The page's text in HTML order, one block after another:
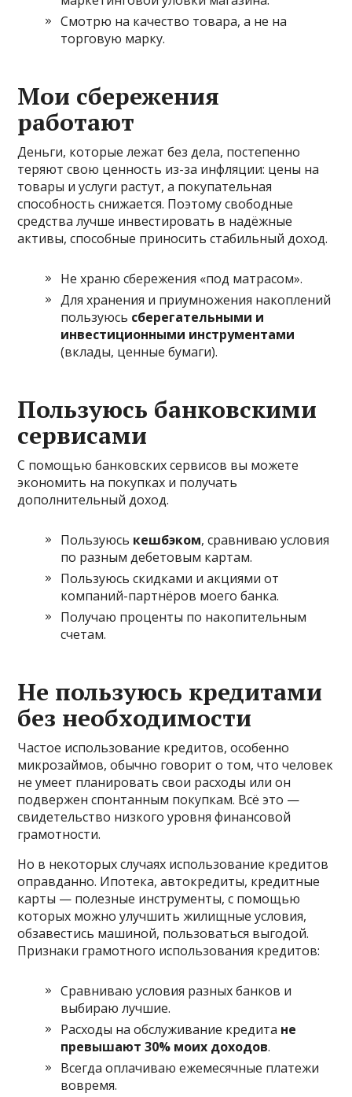
Смотрю на качество товара, а не на
торговую марку.
Мои сбережения
работают
Деньги, которые лежат без дела, постепенно
теряют свою ценность из-за инфляции: цены на
товары и услуги растут, а покупательная
способность снижается. Поэтому свободные
средства лучше инвестировать в надёжные
активы, способные приносить стабильный доход.
Не храню сбережения «под матрасом».
Для хранения и приумножения накоплений
пользуюсь сберегательными и
инвестиционными инструментами
(вклады, ценные бумаги).
Пользуюсь банковскими
сервисами
С помощью банковских сервисов вы можете
экономить на покупках и получать
дополнительный доход.
Пользуюсь кешбэком, сравниваю условия
по разным дебетовым картам.
Пользуюсь скидками и акциями от
компаний-партнёров моего банка.
Получаю проценты по накопительным
счетам.
Не пользуюсь кредитами
без необходимости
Частое использование кредитов, особенно
микрозаймов, обычно говорит о том, что человек
не умеет планировать свои расходы или он
подвержен спонтанным покупкам. Всё это —
свидетельство низкого уровня финансовой
грамотности.
Но в некоторых случаях использование кредитов
оправданно. Ипотека, автокредиты, кредитные
карты — полезные инструменты, с помощью
которых можно улучшить жилищные условия,
обзавестись машиной, пользоваться выгодой.
Признаки грамотного использования кредитов:
Сравниваю условия разных банков и
выбираю лучшие.
Расходы на обслуживание кредита не
превышают 30% моих доходов.
Всегда оплачиваю ежемесячные платежи
вовремя.